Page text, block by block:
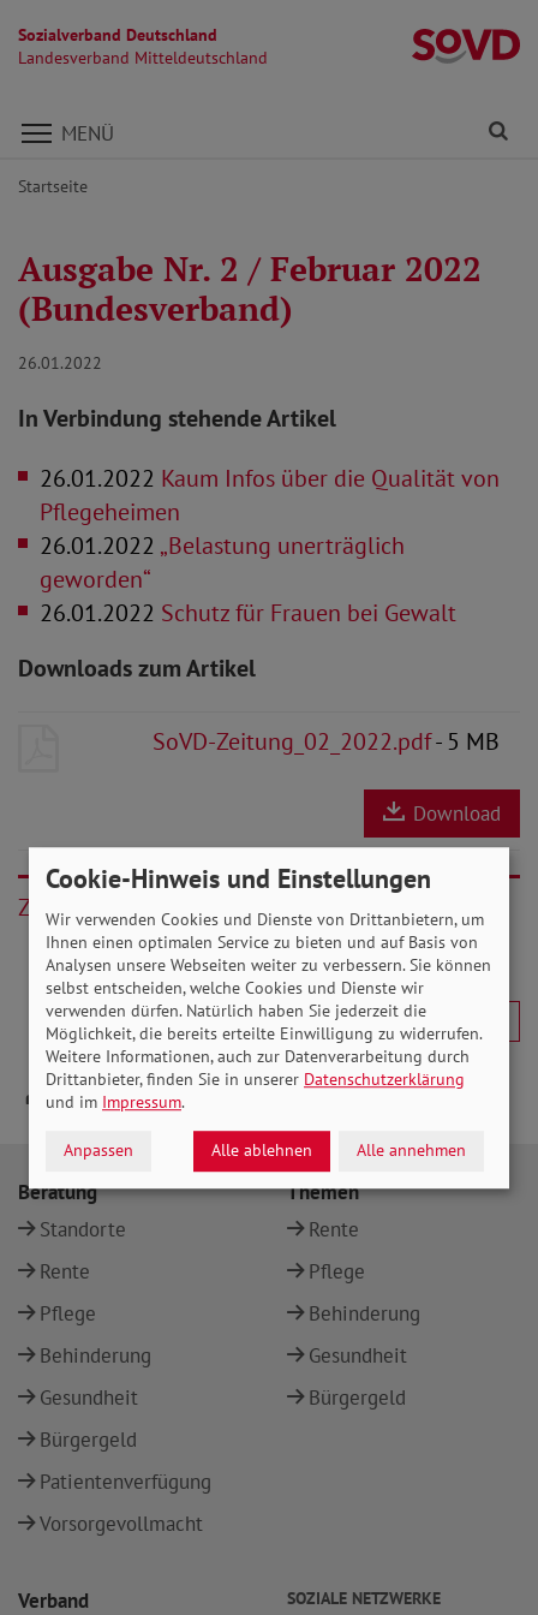
Sozialverband Deutschland
Landesverband Mitteldeutschland
Direkt zu den Inhalten springen
MENÜ
Startseite
Ausgabe Nr. 2 / Februar 2022
(Bundesverband)
26.01.2022
In Verbindung stehende Artikel
26.01.2022 Kaum Infos über die Qualität von
Pflegeheimen
26.01.2022 „Belastung unerträglich
geworden“
26.01.2022 Schutz für Frauen bei Gewalt
Downloads zum Artikel
SoVD-Zeitung_02_2022.pdf- 5 MB
Download
Zurück
Beratung
Standorte
Rente
Pflege
Behinderung
Gesundheit
Bürgergeld
Patientenverfügung
Vorsorgevollmacht
Themen
Rente
Pflege
Behinderung
Gesundheit
Bürgergeld
Verband SOZIALE NETZWERKE
Cookie-Hinweis und Einstellungen
Wir verwenden Cookies und Dienste von Drittanbietern, um
Ihnen einen optimalen Service zu bieten und auf Basis von
Analysen unsere Webseiten weiter zu verbessern. Sie können
selbst entscheiden, welche Cookies und Dienste wir
verwenden dürfen. Natürlich haben Sie jederzeit die
Möglichkeit, die bereits erteilte Einwilligung zu widerrufen.
Weitere Informationen, auch zur Datenverarbeitung durch
Drittanbieter, finden Sie in unserer Datenschutzerklärung
und im Impressum.
Anpassen Alle ablehnen Alle annehmen